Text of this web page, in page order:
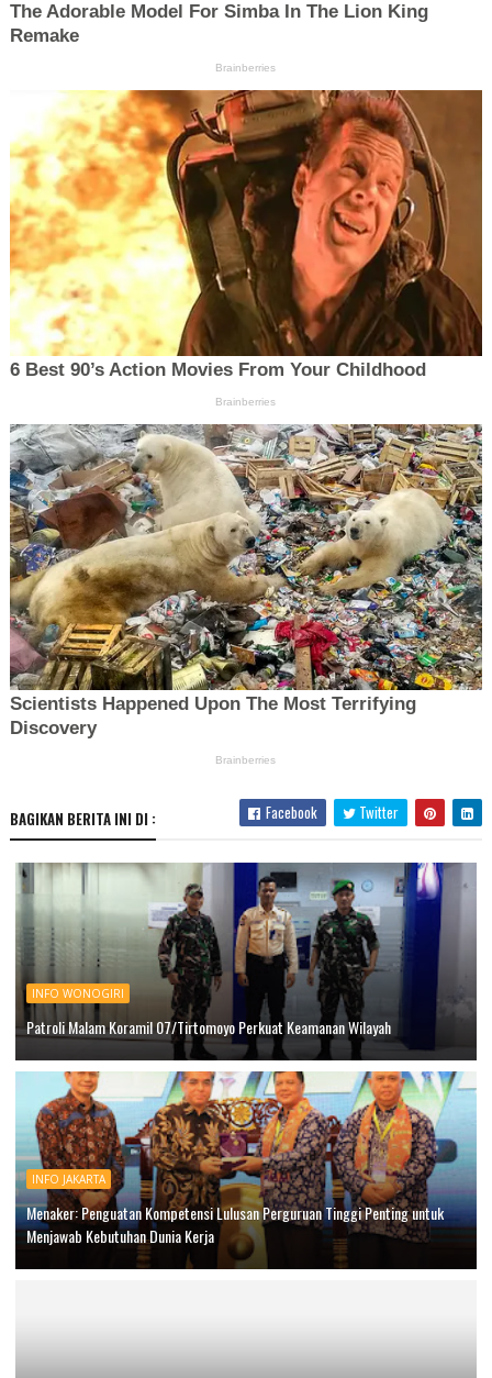
BAGIKAN BERITA INI DI : Facebook Twitter
INFO WONOGIRI
Patroli Malam Koramil 07/Tirtomoyo Perkuat Keamanan Wilayah
INFO JAKARTA
Menaker: Penguatan Kompetensi Lulusan Perguruan Tinggi Penting untuk
Menjawab Kebutuhan Dunia Kerja